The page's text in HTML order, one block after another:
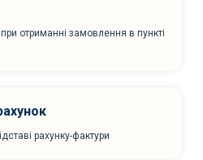
отриманні замовлення в пункті
рахунку-фактури